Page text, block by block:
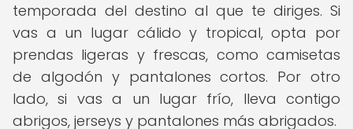
temporada del destino al que te diriges. Si
vas a un lugar cálido y tropical, opta por
prendas ligeras y frescas, como camisetas
de algodón y pantalones cortos. Por otro
lado, si vas a un lugar frío, lleva contigo
abrigos, jerseys y pantalones más abrigados.